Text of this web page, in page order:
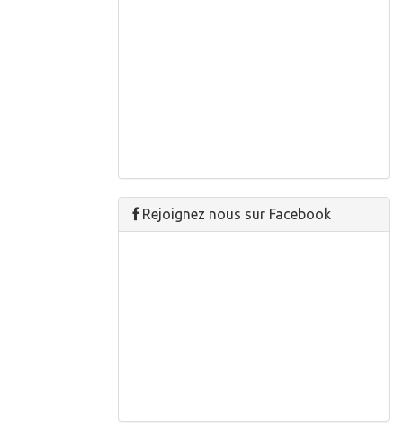
Rejoignez nous sur Facebook